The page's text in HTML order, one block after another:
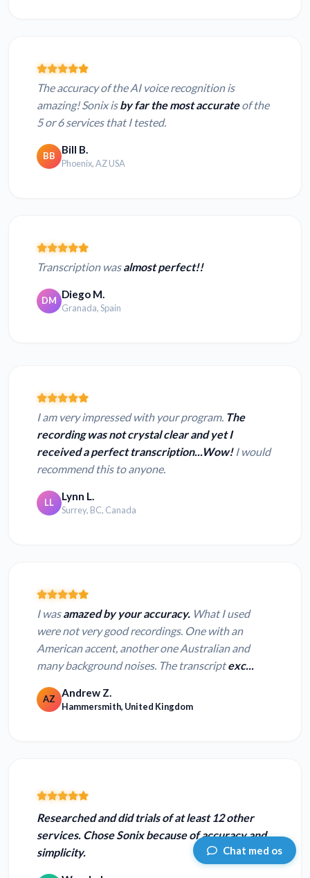
The accuracy of the AI voice recognition is
amazing! Sonix isby far the most accurateof the
5 or 6 services that I tested.
BB Bill B.
Phoenix, AZ USA
Transcription wasalmost perfect!!
DM Diego M.
Granada, Spain
I am very impressed with your program. The
recording was not crystal clear and yet I
received a perfect transcription...Wow!I would
recommend this to anyone.
LL Lynn L.
Surrey, BC, Canada
I wasamazed by your accuracy. What I used
were not very good recordings. One with an
American accent, another one Australian and
many background noises. The transcriptexc...
AZ Andrew Z.
Hammersmith, United Kingdom
Researched and did trials of at least 12 other
services. Chose Sonix because ofaccuracy and
simplicity.
Chat med os